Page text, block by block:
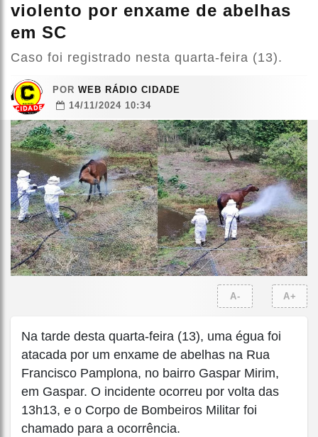
violento por enxame de abelhas
em SC
Caso foi registrado nesta quarta-feira (13).
POR WEB RÁDIO CIDADE
14/11/2024 10:34
A- A+
Na tarde desta quarta-feira (13), uma égua foi
atacada por um enxame de abelhas na Rua
Francisco Pamplona, no bairro Gaspar Mirim,
em Gaspar. O incidente ocorreu por volta das
13h13, e o Corpo de Bombeiros Militar foi
chamado para a ocorrência.